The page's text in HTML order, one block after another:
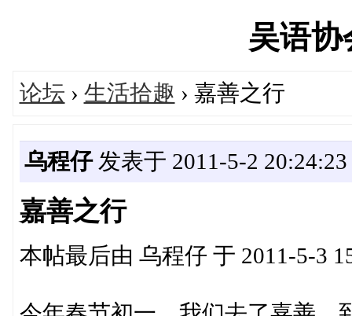
吴语
论坛 › 生活拾趣 › 嘉善之行
乌程仔发表于 2011-5-2 20:24:23
嘉善之行
本帖最后由 乌程仔 于 2011-5-3